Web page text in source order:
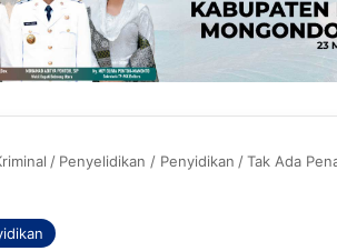
/ Penyelidikan / Penyidikan /Tak Ada